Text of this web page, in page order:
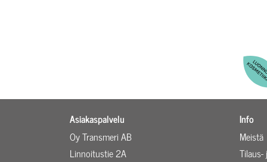
Asiakaspalvelu
Oy Transmeri AB
Linnoitustie 2A
Info
Meistä